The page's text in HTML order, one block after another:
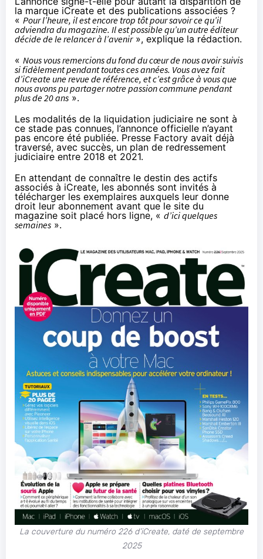
la marque iCreate et des publications associées ?
« Pour l’heure, il est encore trop tôt pour savoir ce qu’il
adviendra du magazine. Il est possible qu’un autre éditeur
décide de le relancer à l’avenir», explique la rédaction.
« Nous vous remercions du fond du cœur de nous avoir suivis
si fidèlement pendant toutes ces années. Vous avez fait
d’iCreate une revue de référence, et c’est grâce à vous que
nous avons pu partager notre passion commune pendant
plus de 20 ans».
Les modalités de la liquidation judiciaire ne sont à
ce stade pas connues, l’annonce officielle n’ayant
pas encore été publiée. Presse Factory avait déjà
traversé, avec succès, un plan de redressement
judiciaire entre 2018 et 2021.
En attendant de connaître le destin des actifs
associés à iCreate, les abonnés sont invités à
télécharger les exemplaires auxquels leur donne
droit leur abonnement avant que le site du
magazine soit placé hors ligne, « d’ici quelques
semaines ».
La couverture du numéro 226 d’iCreate, daté de septembre
2025